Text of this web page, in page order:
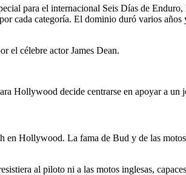
para el internacional Seis Días de
cada categoría. El dominio duró varios
el célebre actor James Dean.
Hollywood decide centrarse en apoyar a
Hollywood. La fama de Bud y de las
al piloto ni a las motos inglesas,